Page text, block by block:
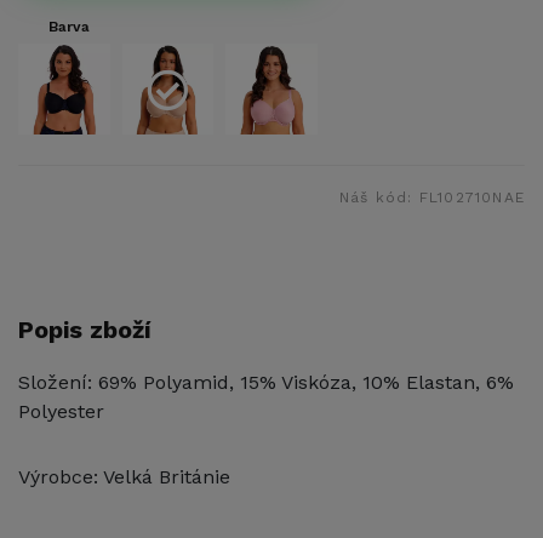
Barva
Náš kód: FL102710NAE
Popis zboží
Složení: 69% Polyamid, 15% Viskóza, 10% Elastan, 6%
Polyester
Výrobce: Velká Británie